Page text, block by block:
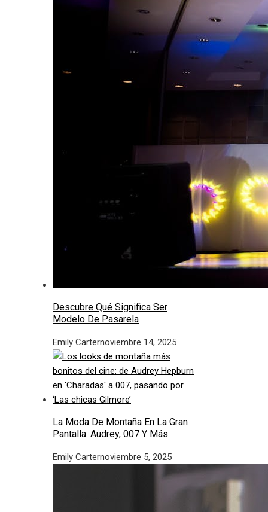
Descubre Qué Significa Ser
Modelo De Pasarela
Emily Carternoviembre 14, 2025
La Moda De Montaña En La Gran
Pantalla: Audrey, 007 Y Más
Emily Carternoviembre 5, 2025